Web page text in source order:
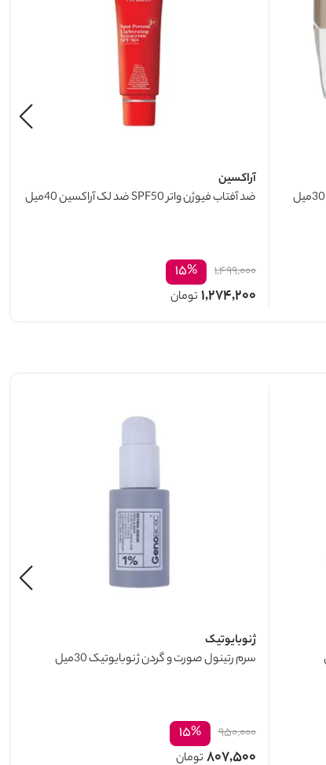
آراکسین
ضد آفتاب فیوژن واتر SPF50 ضد لک آراکسین 40میل
۱,۴۹۹,۰۰۰ ۱۵%
۱,۲۷۴,۲۰۰ تومان
ژنوبایوتیک
سرم رتینول صورت و گردن ژنوبایوتیک 30میل
۹۵۰,۰۰۰ ۱۵%
۸۰۷,۵۰۰ تومان